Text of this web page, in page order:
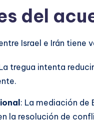
del
Israel e Irán tiene
tregua intenta
: La mediación de
la resolución de